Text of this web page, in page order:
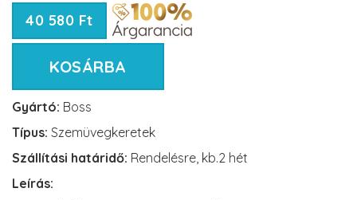
40 580 Ft
KOSÁRBA
Gyártó: Boss
Típus: Szemüvegkeretek
Szállítási határidő: Rendelésre, kb.2 hét
Leírás: